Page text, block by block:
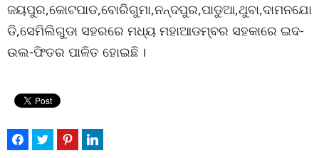
ଜୟପୁର,କୋଟପାଡ,ବୋରିଗୁମା,ନନ୍ଦପୁର,ପାଡୁଆ,ଥୁବା,ଦାମନଯୋ
ଡି,ସେମିଲିଗୁଡା ସହରରେ ମଧ୍ୟ ମହାଆଡମ୍ବର ସହକାରେ ଇଦ-
ଉଲ-ଫିତର ପାଳିତ ହୋଇଛି ।